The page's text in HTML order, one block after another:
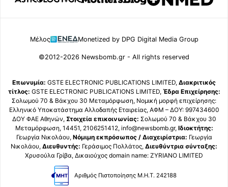
Μέλος Monetized by DPG Digital Media Group
©2012-2026 Newsbomb.gr - All rights reserved
Επωνυμία: GSTE ELECTRONIC PUBLICATIONS LIMITED, Διακριτικός
τίτλος: GSTE ELECTRONIC PUBLICATIONS LIMITED, Έδρα Επιχείρησης:
Σολωμού 70 & Βάκχου 30 Μεταμόρφωση, Νομική μορφή επιχείρησης:
Ελληνικό Υποκατάστημα Αλλοδαπής Εταιρείας, ΑΦΜ – ΔΟΥ: 997434600
ΔΟΥ ΦΑΕ Αθηνών, Στοιχεία επικοινωνίας: Σολωμού 70 & Βάκχου 30
Μεταμόρφωση, 14451, 2106251412, info@newsbomb.gr, Ιδιοκτήτης:
Γεωργία Νικολάου, Νόμιμη εκπρόσωπος / Διαχειρίστρια: Γεωργία
Νικολάου, Διευθυντής: Γεράσιμος Πολλάτος, Διευθύντρια σύνταξης:
Χρυσούλα Γρίβα, Δικαιούχος domain name: ZYRIANO LIMITED
Αριθμός Πιστοποίησης Μ.Η.Τ. 242188